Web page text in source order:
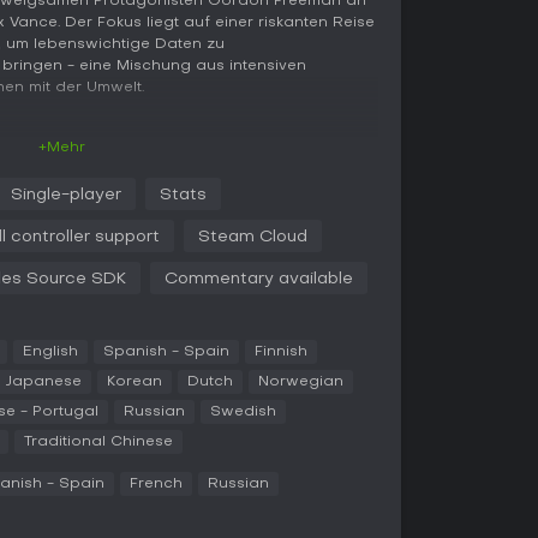
Vance. Der Fokus liegt auf einer riskanten Reise
lebenswichtige Daten zu
- eine Mischung aus intensiven
mit der Umwelt.
Feinde clevere Umweltnutzung erfordern.
Hindernisse zu meistern oder Gegner zu
Kampf, etwa indem es bestimmte Feinde
um Dinge wie die Stabilisierung einer
durch widerstandsfähige Hunter, die
auf Schwachstellen mit Explosiven oder
reine Singleplayer-Erfahrung mit Fokus auf
+Mehr
Single-player Stats
controller support Steam Cloud
Source SDK Commentary available
English Spanish - Spain Finnish
Japanese Korean Dutch Norwegian
- Portugal Russian Swedish
Traditional Chinese
- Spain French Russian